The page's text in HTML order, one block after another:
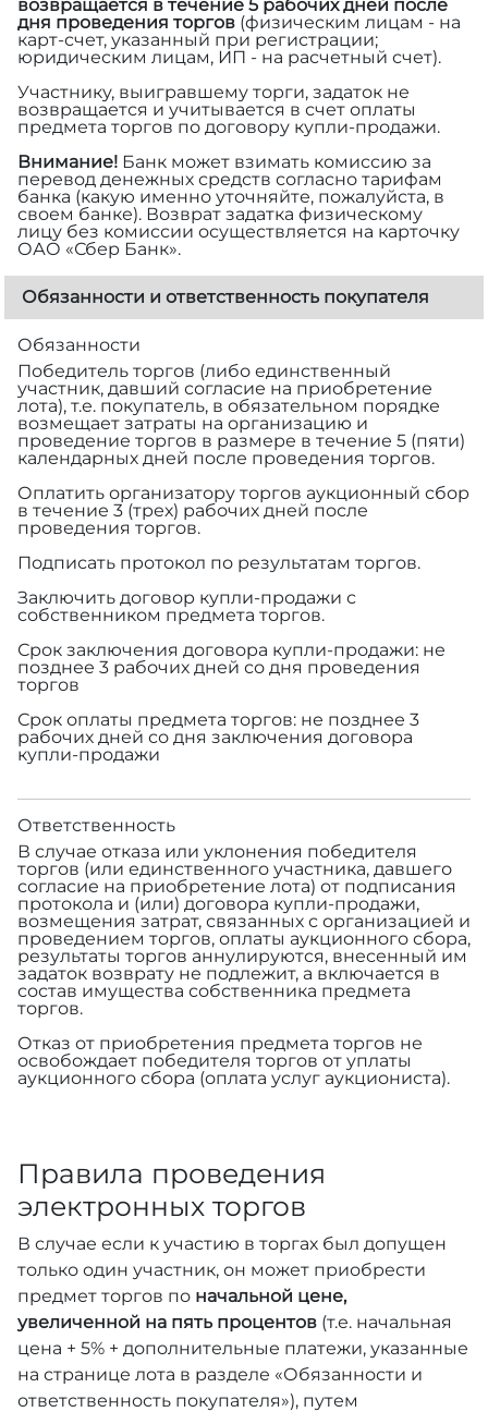
возвращается в течение 5 рабочих дней после
дня проведения торгов (физическим лицам - на
карт-счет, указанный при регистрации;
юридическим лицам, ИП - на расчетный счет).
Участнику, выигравшему торги, задаток не
возвращается и учитывается в счет оплаты
предмета торгов по договору купли-продажи.
Внимание! Банк может взимать комиссию за
перевод денежных средств согласно тарифам
банка (какую именно уточняйте, пожалуйста, в
своем банке). Возврат задатка физическому
лицу без комиссии осуществляется на карточку
ОАО «Сбер Банк».
Обязанности и ответственность покупателя
Обязанности
Победитель торгов (либо единственный
участник, давший согласие на приобретение
лота), т.е. покупатель, в обязательном порядке
возмещает затраты на организацию и
проведение торгов в размере в течение 5 (пяти)
календарных дней после проведения торгов.
Оплатить организатору торгов аукционный сбор
в течение 3 (трех) рабочих дней после
проведения торгов.
Подписать протокол по результатам торгов.
Заключить договор купли-продажи с
собственником предмета торгов.
Срок заключения договора купли-продажи: не
позднее 3 рабочих дней со дня проведения
торгов
Срок оплаты предмета торгов: не позднее 3
рабочих дней со дня заключения договора
купли-продажи
Ответственность
В случае отказа или уклонения победителя
торгов (или единственного участника, давшего
согласие на приобретение лота) от подписания
протокола и (или) договора купли-продажи,
возмещения затрат, связанных с организацией и
проведением торгов, оплаты аукционного сбора,
результаты торгов аннулируются, внесенный им
задаток возврату не подлежит, а включается в
состав имущества собственника предмета
торгов.
Отказ от приобретения предмета торгов не
освобождает победителя торгов от уплаты
аукционного сбора (оплата услуг аукциониста).
Правила проведения
электронных торгов
В случае если к участию в торгах был допущен
только один участник, он может приобрести
предмет торгов по начальной цене,
увеличенной на пять процентов (т.е. начальная
цена + 5% + дополнительные платежи, указанные
на странице лота в разделе «Обязанности и
ответственность покупателя»), путем